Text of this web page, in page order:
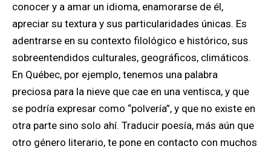
conocer y a amar un idioma, enamorarse de él,
apreciar su textura y sus particularidades únicas. Es
adentrarse en su contexto filológico e histórico, sus
sobreentendidos culturales, geográficos, climáticos.
En Québec, por ejemplo, tenemos una palabra
preciosa para la nieve que cae en una ventisca, y que
se podría expresar como “polvería”, y que no existe en
otra parte sino solo ahí. Traducir poesía, más aún que
otro género literario, te pone en contacto con muchos